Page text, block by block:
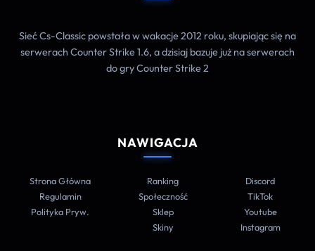
Sieć Cs-Classic powstała w wakacje 2012 roku, skupiając się na
serwerach Counter Strike 1.6, a dzisiaj bazuje już na serwerach
do gry Counter Strike 2
NAWIGACJA
Strona Główna
Regulamin
Polityka Pryw.
Ranking
Społeczność
Sklep
Skiny
Discord
TikTok
Youtube
Instagram